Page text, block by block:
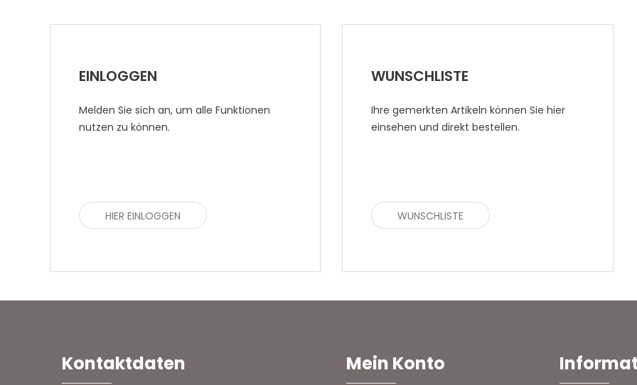
EINLOGGEN
Melden Sie sich an, um alle Funktionen
nutzen zu können.
HIER EINLOGGEN
WUNSCHLISTE
Ihre gemerkten Artikeln können Sie hier
einsehen und direkt bestellen.
WUNSCHLISTE
Kontaktdaten Mein Konto